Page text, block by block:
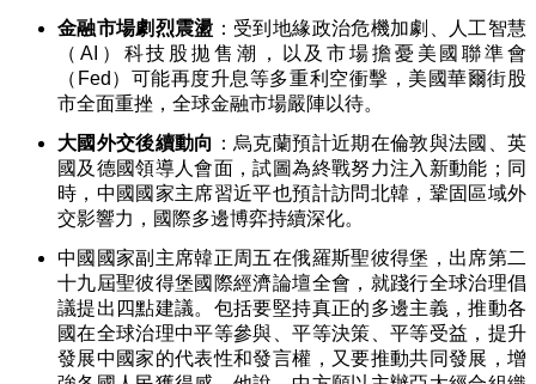
金融市場劇烈震盪 ：受到地緣政治危機加劇、人工智慧
（AI）科技股拋售潮，以及市場擔憂美國聯準會
（Fed）可能再度升息等多重利空衝擊，美國華爾街股
市全面重挫，全球金融市場嚴陣以待。
大國外交後續動向 ：烏克蘭預計近期在倫敦與法國、英
國及德國領導人會面，試圖為終戰努力注入新動能；同
時，中國國家主席習近平也預計訪問北韓，鞏固區域外
交影響力，國際多邊博弈持續深化。
中國國家副主席韓正周五在俄羅斯聖彼得堡，出席第二
十九屆聖彼得堡國際經濟論壇全會，就踐行全球治理倡
議提出四點建議。 包括要堅持真正的多邊主義，推動各
國在全球治理中平等參與、平等決策、平等受益，提升
發展中國家的代表性和發言權，又要推動共同發展，增